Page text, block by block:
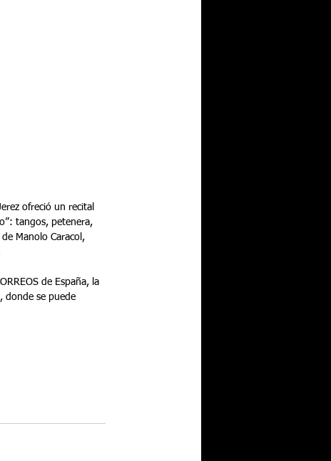
tangos, petenera,
Manolo Caracol,
de España, la
donde se puede